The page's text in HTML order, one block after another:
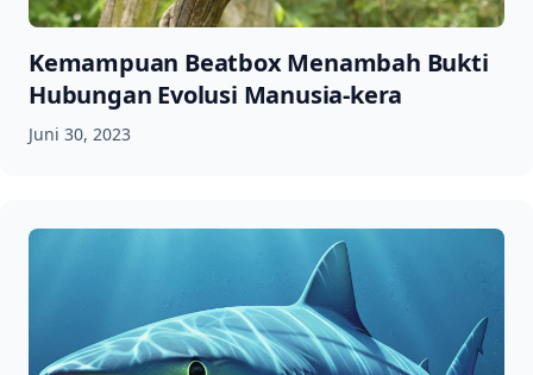
Kemampuan Beatbox Menambah Bukti
Hubungan Evolusi Manusia-kera
Juni 30, 2023